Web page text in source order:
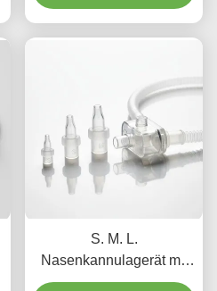
S. M. L.
Nasenkannulagerät mit
hohem Durchfluss für